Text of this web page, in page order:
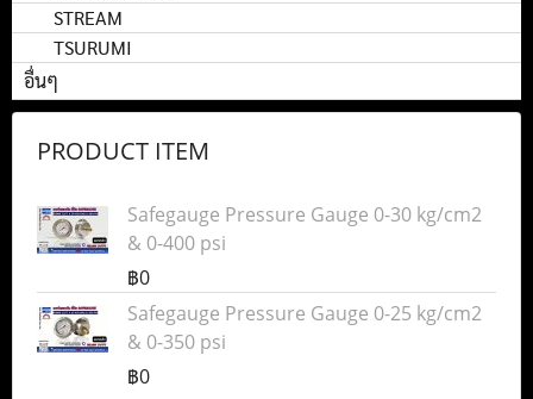
STREAM
TSURUMI
อื่นๆ
PRODUCT ITEM
Safegauge Pressure Gauge 0-30 kg/cm2
& 0-400 psi
฿0
Safegauge Pressure Gauge 0-25 kg/cm2
& 0-350 psi
฿0